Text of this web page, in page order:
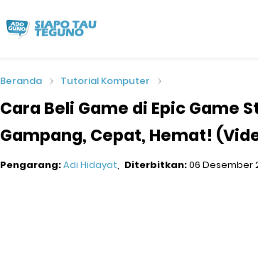
Beranda Tutorial Komputer
Cara Beli Game di Epic Game
Gampang, Cepat, Hemat!
Pengarang:Adi Hidayat Diterbitkan:06 Desember